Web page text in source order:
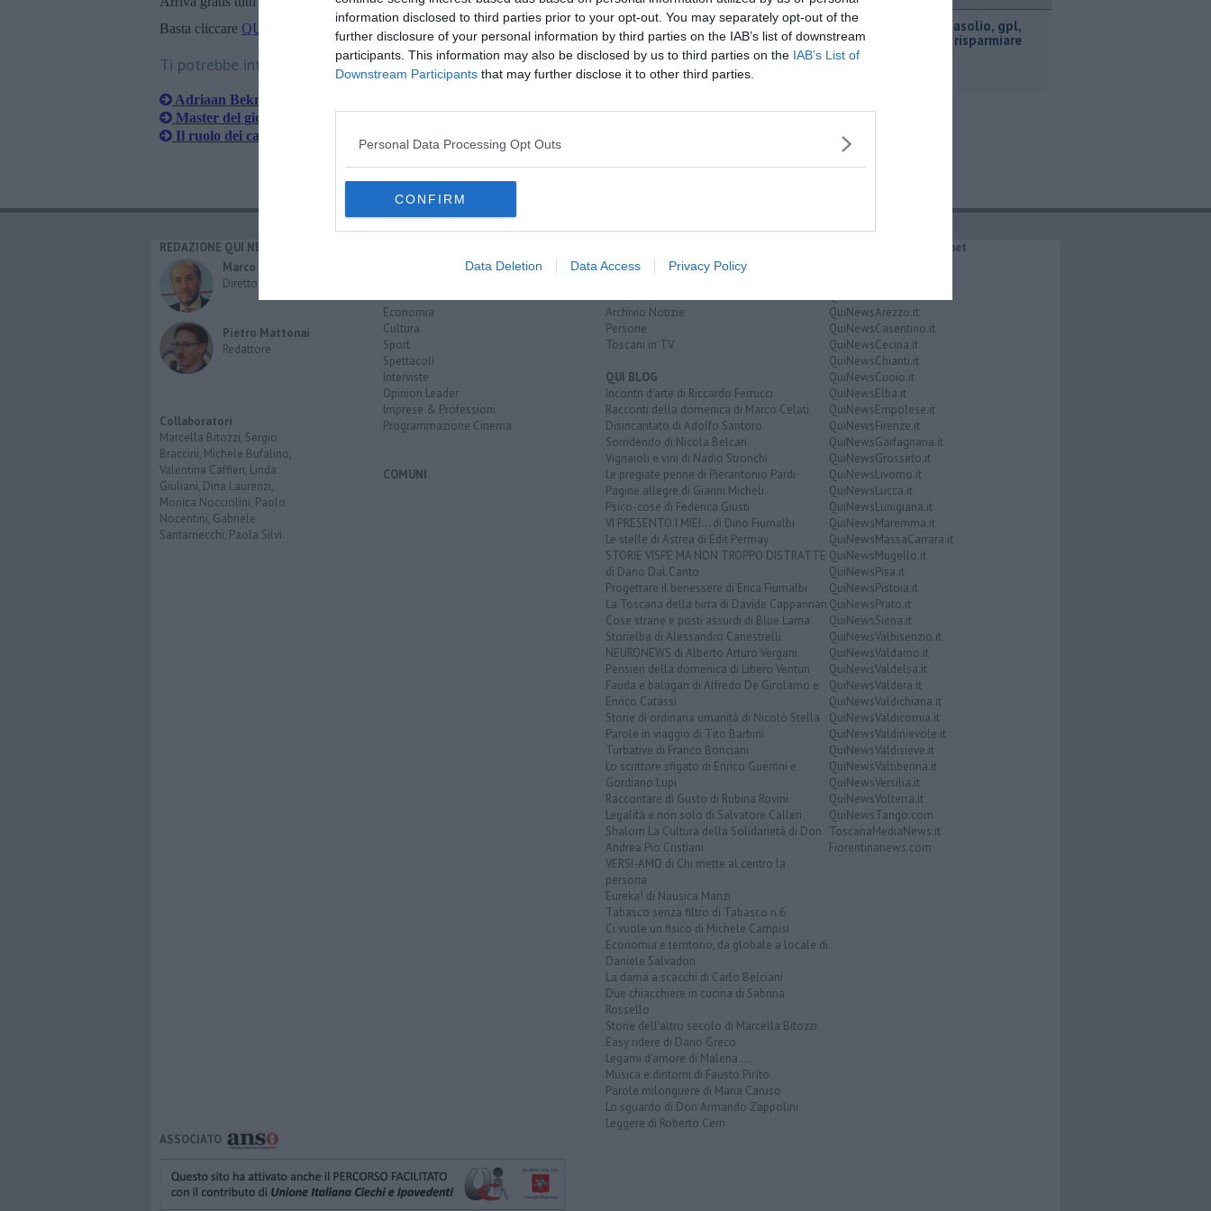
information disclosed to third parties prior to your opt-out. You may separately opt-out of the
further disclosure of your personal information by third parties on the IAB’s list of downstream
participants. This information may also be disclosed by us to third parties on the IAB’s List of
Downstream Participants that may further disclose it to other third parties.
Personal Data Processing Opt Outs
CONFIRM
Data Deletion Data Access Privacy Policy
Basta cliccare QUI
Ti potrebbe interessare anche:
Adriaan Bekman al campus del Pionta
Master del gioello, cinque studentesse premiate
Il ruolo dei cattolici in Italia
​Benzina, gasolio, gpl,
ecco dove risparmiare
REDAZIONE QUI NEWS
Marco Migli
Direttore Responsabile
Pietro Mattonai
Redattore
Collaboratori
Marcella Bitozzi, Sergio
Braccini, Michele Bufalino,
Valentina Caffieri, Linda
Giuliani, Dina Laurenzi,
Monica Nocciolini, Paolo
Nocentini, Gabriele
Santarnecchi, Paola Silvi.
Economia
Cultura
Sport
Spettacoli
Interviste
Opinion Leader
Imprese & Professioni
Programmazione Cinema
COMUNI
Le notizie di oggi
Archivio Notizie
Persone
Toscani in TV
QUI BLOG
Incontri d'arte di Riccardo Ferrucci
Racconti della domenica di Marco Celati
Disincantato di Adolfo Santoro
Sorridendo di Nicola Belcari
Vignaioli e vini di Nadio Stronchi
Le pregiate penne di Pierantonio Pardi
Pagine allegre di Gianni Micheli
Psico-cose di Federica Giusti
VI PRESENTO I MIEI... di Dino Fiumalbi
Le stelle di Astrea di Edit Permay
STORIE VISPE MA NON TROPPO DISTRATTE
di Dario Dal Canto
Progettare il benessere di Erica Fiumalbi
La Toscana della birra di Davide Cappannari
Cose strane e posti assurdi di Blue Lama
Storielba di Alessandro Canestrelli
NEURONEWS di Alberto Arturo Vergani
Pensieri della domenica di Libero Venturi
Fauda e balagan di Alfredo De Girolamo e
Enrico Catassi
Storie di ordinaria umanità di Nicolò Stella
Parole in viaggio di Tito Barbini
Turbative di Franco Bonciani
Lo scrittore sfigato di Enrico Guerrini e
Gordiano Lupi
Raccontare di Gusto di Rubina Rovini
Legalità e non solo di Salvatore Calleri
Shalom La Cultura della Solidarietà di Don
Andrea Pio Cristiani
VERSI-AMO di Chi mette al centro la
persona
Eureka! di Nausica Manzi
Tabasco senza filtro di Tabasco n.6
Ci vuole un fisico di Michele Campisi
Economia e territorio, da globale a locale di
Daniele Salvadori
La dama a scacchi di Carlo Belciani
Due chiacchiere in cucina di Sabrina
Rossello
Storie dell'altro secolo di Marcella Bitozzi
Easy ridere di Dario Greco
Legami d'amore di Malena ...
Musica e dintorni di Fausto Pirìto
Parole milonguere di Maria Caruso
Lo sguardo di Don Armando Zappolini
Leggere di Roberto Cerri
IL NETWORK QuiNews.net
QuiNewsArezzo.it
QuiNewsCasentino.it
QuiNewsCecina.it
QuiNewsChianti.it
QuiNewsCuoio.it
QuiNewsElba.it
QuiNewsEmpolese.it
QuiNewsFirenze.it
QuiNewsGarfagnana.it
QuiNewsGrosseto.it
QuiNewsLivorno.it
QuiNewsLucca.it
QuiNewsLunigiana.it
QuiNewsMaremma.it
QuiNewsMassaCarrara.it
QuiNewsMugello.it
QuiNewsPisa.it
QuiNewsPistoia.it
QuiNewsPrato.it
QuiNewsSiena.it
QuiNewsValbisenzio.it
QuiNewsValdarno.it
QuiNewsValdelsa.it
QuiNewsValdera.it
QuiNewsValdichiana.it
QuiNewsValdicornia.it
QuiNewsValdinievole.it
QuiNewsValdisieve.it
QuiNewsValtiberina.it
QuiNewsVersilia.it
QuiNewsVolterra.it
QuiNewsTango.com
ToscanaMediaNews.it
Fiorentinanews.com
ASSOCIATO